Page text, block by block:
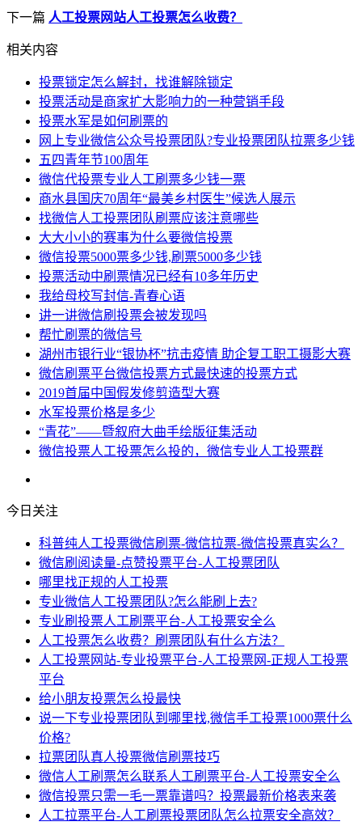
下一篇 人工投票网站人工投票怎么收费？
相关内容
投票锁定怎么解封，找谁解除锁定
投票活动是商家扩大影响力的一种营销手段
投票水军是如何刷票的
网上专业微信公众号投票团队?专业投票团队拉票多少钱
五四青年节100周年
微信代投票专业人工刷票多少钱一票
商水县国庆70周年“最美乡村医生”候选人展示
找微信人工投票团队刷票应该注意哪些
大大小小的赛事为什么要微信投票
微信投票5000票多少钱,刷票5000多少钱
投票活动中刷票情况已经有10多年历史
我给母校写封信-青春心语
讲一讲微信刷投票会被发现吗
帮忙刷票的微信号
湖州市银行业“银协杯”抗击疫情 助企复工职工摄影大赛
微信刷票平台微信投票方式最快速的投票方式
2019首届中国假发修剪造型大赛
水军投票价格是多少
“青花”——暨叙府大曲手绘版征集活动
微信投票人工投票怎么投的，微信专业人工投票群
今日关注
科普纯人工投票微信刷票-微信拉票-微信投票真实么？
微信刷阅读量-点赞投票平台-人工投票团队
哪里找正规的人工投票
专业微信人工投票团队?怎么能刷上去?
专业刷投票人工刷票平台-人工投票安全么
人工投票怎么收费？刷票团队有什么方法？
人工投票网站-专业投票平台-人工投票网-正规人工投票
平台
给小朋友投票怎么投最快
说一下专业投票团队到哪里找,微信手工投票1000票什么
价格?
拉票团队真人投票微信刷票技巧
微信人工刷票怎么联系人工刷票平台-人工投票安全么
微信投票只需一毛一票靠谱吗？投票最新价格表来袭
人工拉票平台-人工刷票投票团队怎么拉票安全高效？